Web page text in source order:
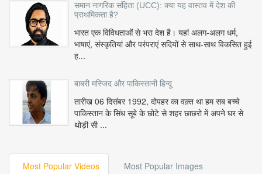
समान नागरिक संहिता (UCC): क्या यह वास्तव में देश की
प्राथमिकता है?
भारत एक विविधताओं से भरा देश है। यहां अलग-अलग धर्म,
भाषाएं, संस्कृतियां और परंपराएं सदियों से साथ-साथ विकसित हुई
ह...
बाबरी मस्जिद और पाकिस्तानी हिन्दू
तारीख 06 दिसंबर 1992, दोपहर का वक़्त था हम सब बच्चे
पाकिस्तान के सिंध सूबे के छोटे से शहर छाछरो में अपने घर से
थोड़ी सी ...
Most Popular Videos Most Popular Images